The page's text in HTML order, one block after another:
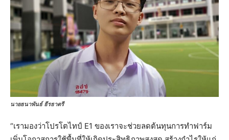
นายธนาพันธ์ ธีรธาตรี
“เรามองว่าโปรโตไทป์ E1 ของเราจะช่วยลดต้นทุนการทำฟาร์ม